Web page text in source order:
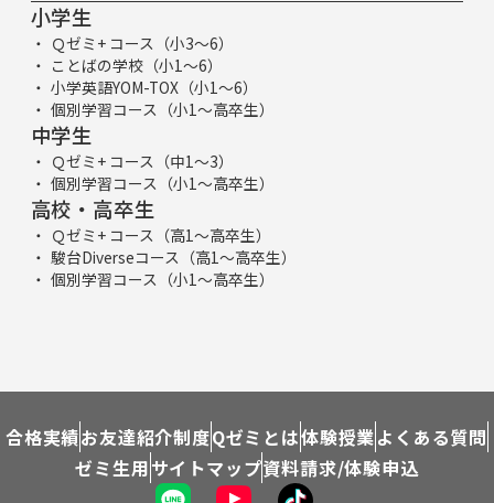
小学生
Ｑゼミ+ コース（小3～6）
ことばの学校（小1～6）
小学英語YOM-TOX（小1～6）
個別学習コース（小1～高卒生）
中学生
Ｑゼミ+ コース（中1～3）
個別学習コース（小1～高卒生）
高校・高卒生
Ｑゼミ+ コース（高1～高卒生）
駿台Diverseコース（高1～高卒生）
個別学習コース（小1～高卒生）
合格実績お友達紹介制度Qゼミとは体験授業よくある質問
ゼミ生用サイトマップ資料請求/体験申込